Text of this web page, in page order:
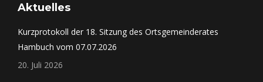
Aktuelles
Kurzprotokoll der 18. Sitzung des Ortsgemeinderates
Hambuch vom 07.07.2026
20. Juli 2026